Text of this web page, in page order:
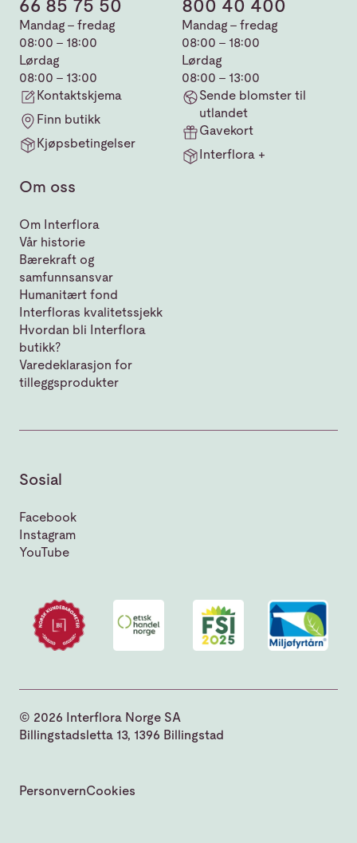
66 85 75 50
Mandag - fredag
08:00 - 18:00
Lørdag
08:00 - 13:00
Kontaktskjema
Finn butikk
Kjøpsbetingelser
800 40 400
Mandag - fredag
08:00 - 18:00
Lørdag
08:00 - 13:00
Sende blomster til
utlandet
Gavekort
Interflora +
Om oss
Om Interflora
Vår historie
Bærekraft og
samfunnsansvar
Humanitært fond
Interfloras kvalitetssjekk
Hvordan bli Interflora
butikk?
Varedeklarasjon for
tilleggsprodukter
Sosial
Facebook
Instagram
YouTube
© 2026 Interflora Norge SA
Billingstadsletta 13, 1396 Billingstad
PersonvernCookies